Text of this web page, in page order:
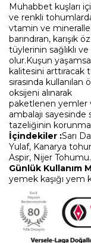
Muhabbet kuşları
ve renkli
vtamin ve
barındıran,
tüylerinin sağlıklı
olur.Kuşun
kalitesini
sırasında
oksijeni alınarak
paketlenen yemler
ambalajı
tazeliğinin
İçindekiler :Sarı
Yulaf, Kanarya
Aspir, Nijer Tohumu.
Günlük Kullanım
yemek kaşığı yem